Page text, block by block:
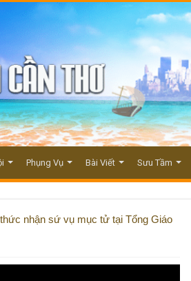
Phụng Vụ Bài Viết Sưu Tầm
nhận sứ vụ mục tử tại Tổng Giáo